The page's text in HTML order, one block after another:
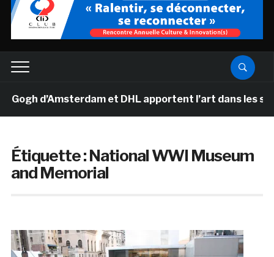
d’Amsterdam et DHL apportent l’art dans les
Étiquette :National WWI Museum
and Memorial